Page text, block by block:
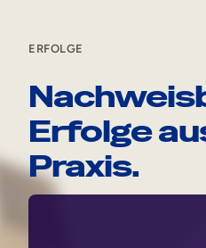
ERFOLGE
Erfolge
Praxis.